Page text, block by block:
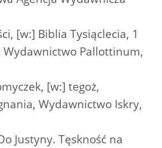
[w:] Biblia Tysiąclecia, 1
Pallottinum,
[w:] tegoż,
Wydawnictwo Iskry,
Justyny. Tęskność na